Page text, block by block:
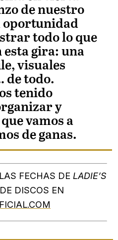
de nuestro
oportunidad
todo lo que
esta gira: una
visuales
de todo.
tenido
y
vamos a
de ganas.
FECHAS DE LADIE’S
DISCOS EN